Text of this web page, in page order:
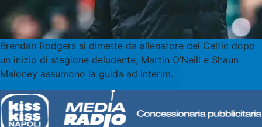
Brendan Rodgers si dimette da allenatore del Celtic dopo
un inizio di stagione deludente; Martin O’Neill e Shaun
Maloney assumono la guida ad interim.